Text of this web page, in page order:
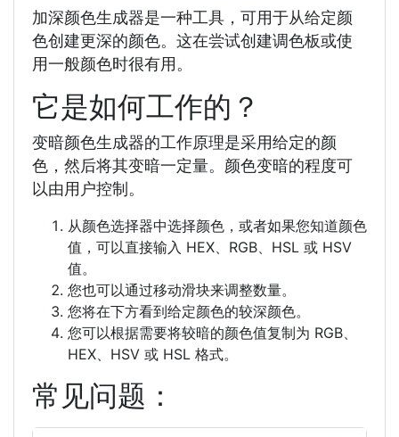
加深颜色生成器是一种工具，可用于从给定颜
色创建更深的颜色。这在尝试创建调色板或使
用一般颜色时很有用。
它是如何工作的？
变暗颜色生成器的工作原理是采用给定的颜
色，然后将其变暗一定量。颜色变暗的程度可
以由用户控制。
从颜色选择器中选择颜色，或者如果您知道颜色
值，可以直接输入 HEX、RGB、HSL 或 HSV
值。
您也可以通过移动滑块来调整数量。
您将在下方看到给定颜色的较深颜色。
您可以根据需要将较暗的颜色值复制为 RGB、
HEX、HSV 或 HSL 格式。
常见问题：